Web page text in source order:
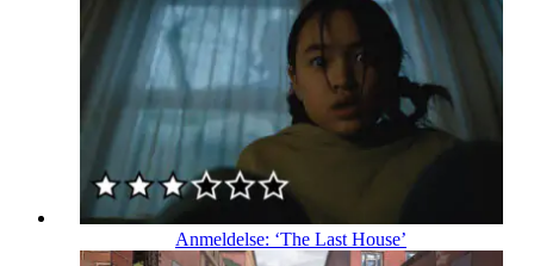
Anmeldelse: ‘The Last House’